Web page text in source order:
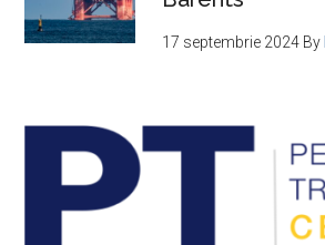
17 septembrie 2024 By